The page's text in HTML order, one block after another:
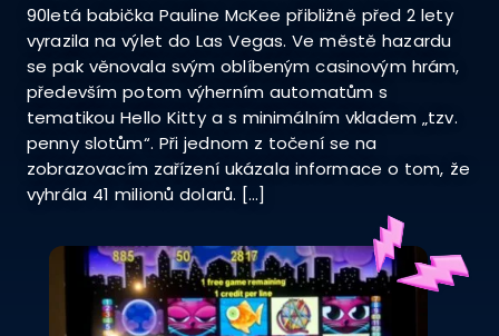
90letá babička Pauline McKee přibližně před 2 lety
vyrazila na výlet do Las Vegas. Ve městě hazardu
se pak věnovala svým oblíbeným casinovým hrám,
především potom výherním automatům s
tematikou Hello Kitty a s minimálním vkladem „tzv.
penny slotům“. Při jednom z točení se na
zobrazovacím zařízení ukázala informace o tom, že
vyhrála 41 milionů dolarů. […]